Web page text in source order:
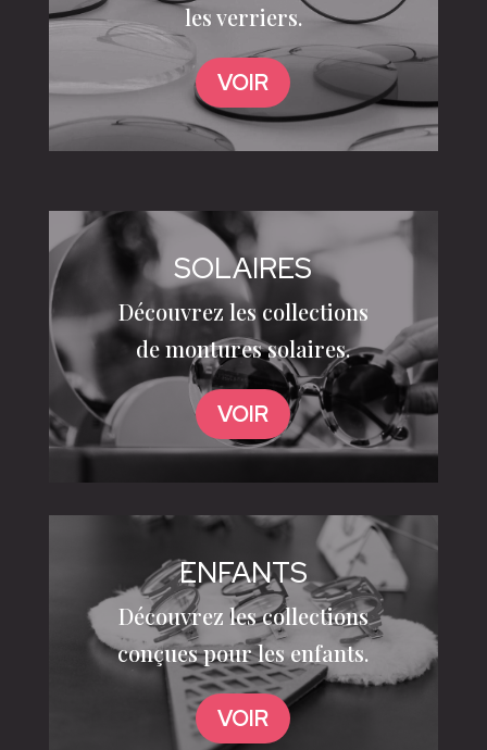
les verriers.
VOIR
SOLAIRES
Découvrez les collections
de montures solaires.
VOIR
ENFANTS
Découvrez les collections
conçues pour les enfants.
VOIR